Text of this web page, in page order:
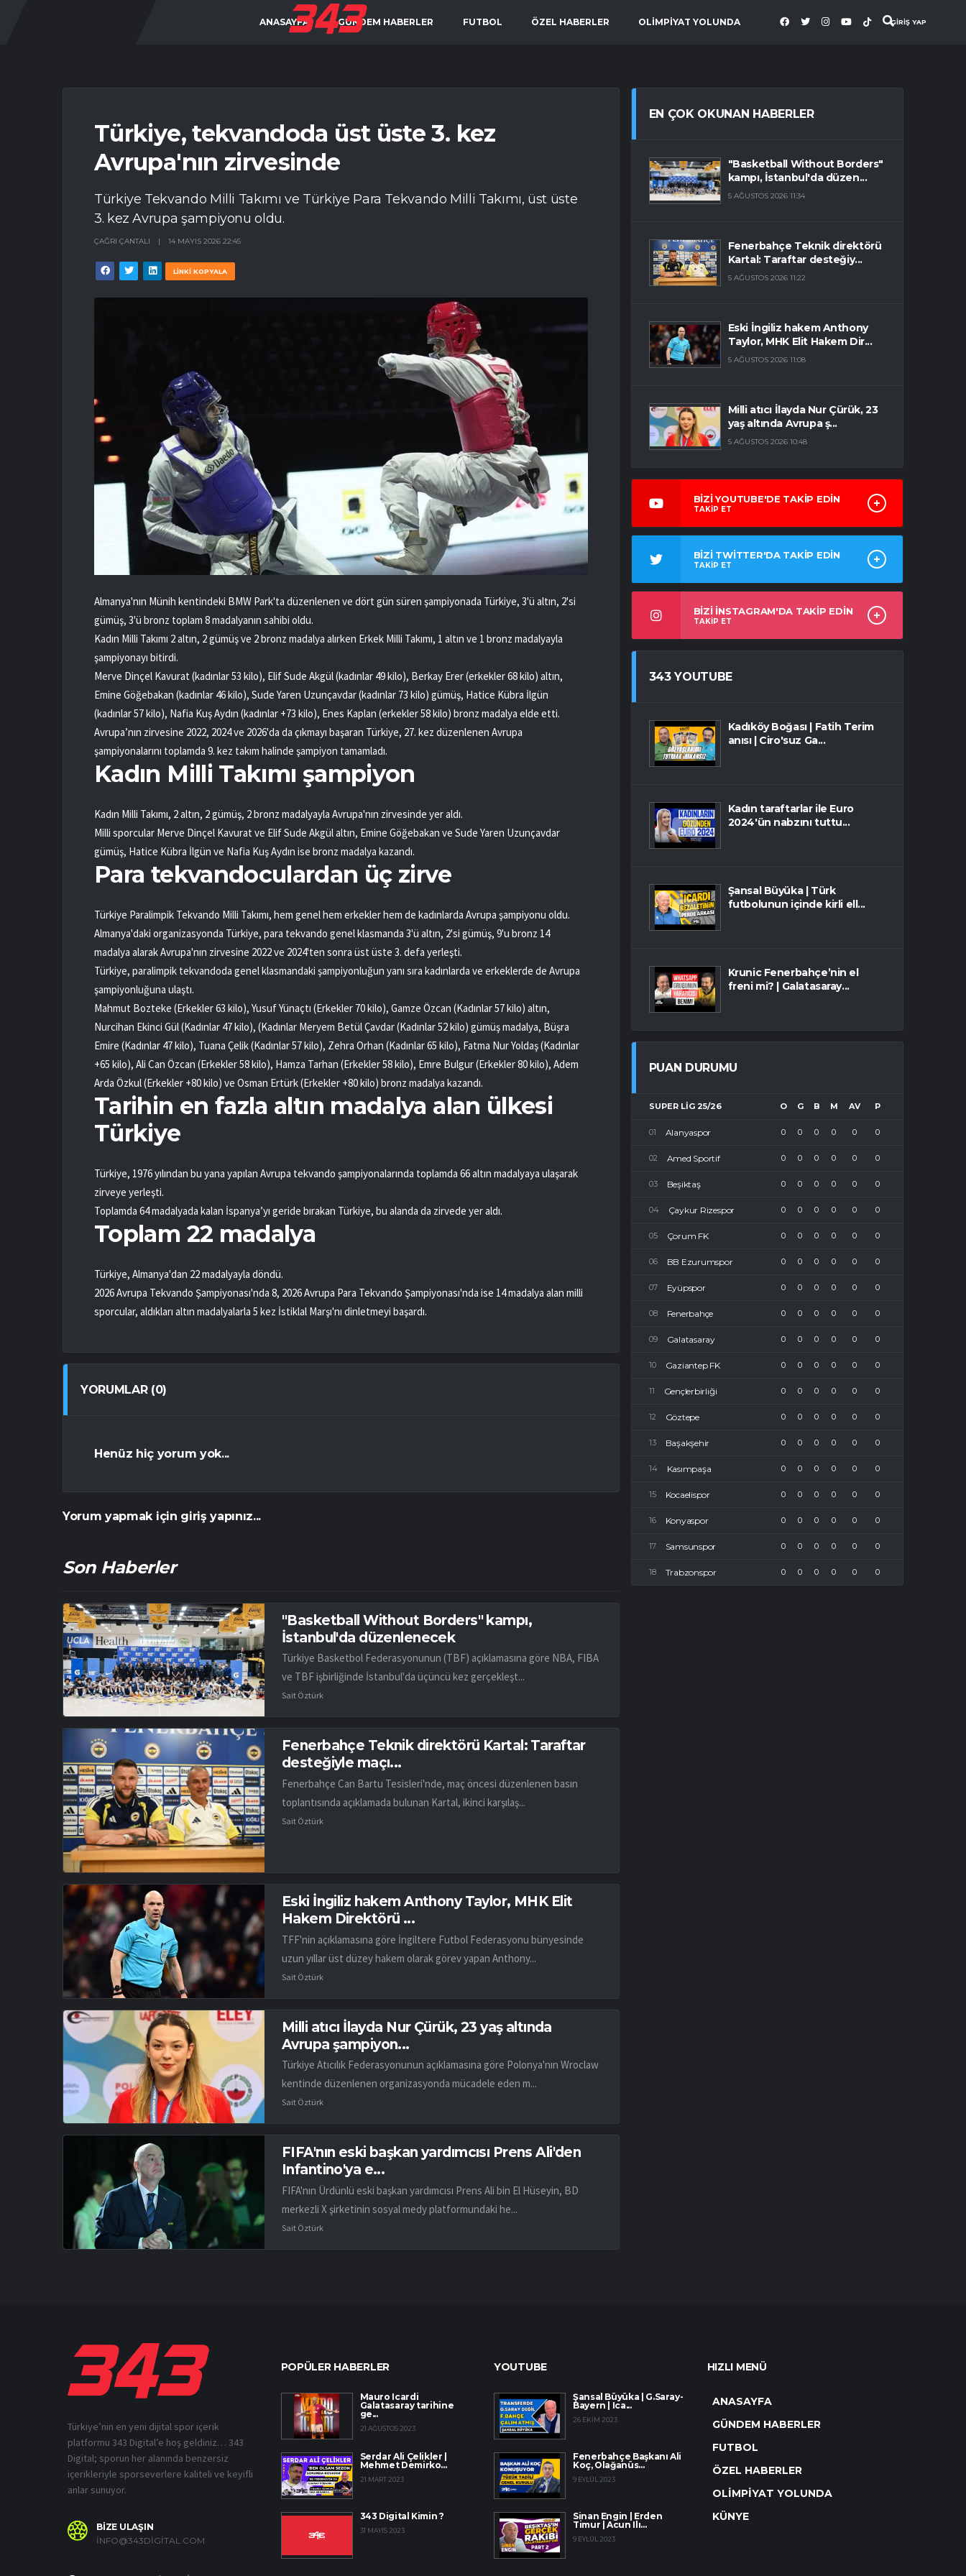
GİRİŞ YAP
ANASAYFA GÜNDEM HABERLER FUTBOL ÖZEL HABERLER OLİMPİYAT YOLUNDA
Türkiye, tekvandoda üst üste 3. kez
Avrupa'nın zirvesinde
Türkiye Tekvando Milli Takımı ve Türkiye Para Tekvando Milli Takımı, üst üste
3. kez Avrupa şampiyonu oldu.
ÇAĞRI ÇANTALI | 14 MAYIS 2026 22:45
LİNKİ KOPYALA
Almanya'nın Münih kentindeki BMW Park'ta düzenlenen ve dört gün süren şampiyonada Türkiye, 3'ü altın, 2'si
gümüş, 3'ü bronz toplam 8 madalyanın sahibi oldu.
Kadın Milli Takımı 2 altın, 2 gümüş ve 2 bronz madalya alırken Erkek Milli Takımı, 1 altın ve 1 bronz madalyayla
şampiyonayı bitirdi.
Merve Dinçel Kavurat (kadınlar 53 kilo), Elif Sude Akgül (kadınlar 49 kilo), Berkay Erer (erkekler 68 kilo) altın,
Emine Göğebakan (kadınlar 46 kilo), Sude Yaren Uzunçavdar (kadınlar 73 kilo) gümüş, Hatice Kübra İlgün
(kadınlar 57 kilo), Nafia Kuş Aydın (kadınlar +73 kilo), Enes Kaplan (erkekler 58 kilo) bronz madalya elde etti.
Avrupa’nın zirvesine 2022, 2024 ve 2026'da da çıkmayı başaran Türkiye, 27. kez düzenlenen Avrupa
şampiyonalarını toplamda 9. kez takım halinde şampiyon tamamladı.
Kadın Milli Takımı şampiyon
Kadın Milli Takımı, 2 altın, 2 gümüş, 2 bronz madalyayla Avrupa'nın zirvesinde yer aldı.
Milli sporcular Merve Dinçel Kavurat ve Elif Sude Akgül altın, Emine Göğebakan ve Sude Yaren Uzunçavdar
gümüş, Hatice Kübra İlgün ve Nafia Kuş Aydın ise bronz madalya kazandı.
Para tekvandoculardan üç zirve
Türkiye Paralimpik Tekvando Milli Takımı, hem genel hem erkekler hem de kadınlarda Avrupa şampiyonu oldu.
Almanya'daki organizasyonda Türkiye, para tekvando genel klasmanda 3'ü altın, 2'si gümüş, 9'u bronz 14
madalya alarak Avrupa'nın zirvesine 2022 ve 2024'ten sonra üst üste 3. defa yerleşti.
Türkiye, paralimpik tekvandoda genel klasmandaki şampiyonluğun yanı sıra kadınlarda ve erkeklerde de Avrupa
şampiyonluğuna ulaştı.
Mahmut Bozteke (Erkekler 63 kilo), Yusuf Yünaçtı (Erkekler 70 kilo), Gamze Özcan (Kadınlar 57 kilo) altın,
Nurcihan Ekinci Gül (Kadınlar 47 kilo), (Kadınlar Meryem Betül Çavdar (Kadınlar 52 kilo) gümüş madalya, Büşra
Emire (Kadınlar 47 kilo), Tuana Çelik (Kadınlar 57 kilo), Zehra Orhan (Kadınlar 65 kilo), Fatma Nur Yoldaş (Kadınlar
+65 kilo), Ali Can Özcan (Erkekler 58 kilo), Hamza Tarhan (Erkekler 58 kilo), Emre Bulgur (Erkekler 80 kilo), Adem
Arda Özkul (Erkekler +80 kilo) ve Osman Ertürk (Erkekler +80 kilo) bronz madalya kazandı.
Tarihin en fazla altın madalya alan ülkesi
Türkiye
Türkiye, 1976 yılından bu yana yapılan Avrupa tekvando şampiyonalarında toplamda 66 altın madalyaya ulaşarak
zirveye yerleşti.
Toplamda 64 madalyada kalan İspanya’yı geride bırakan Türkiye, bu alanda da zirvede yer aldı.
Toplam 22 madalya
Türkiye, Almanya'dan 22 madalyayla döndü.
2026 Avrupa Tekvando Şampiyonası'nda 8, 2026 Avrupa Para Tekvando Şampiyonası'nda ise 14 madalya alan milli
sporcular, aldıkları altın madalyalarla 5 kez İstiklal Marşı'nı dinletmeyi başardı.
YORUMLAR (0)
Henüz hiç yorum yok...
Yorum yapmak için giriş yapınız...
Son Haberler
"Basketball Without Borders" kampı,
İstanbul'da düzenlenecek
Türkiye Basketbol Federasyonunun (TBF) açıklamasına göre NBA, FIBA
ve TBF işbirliğinde İstanbul'da üçüncü kez gerçekleşt...
Sait Öztürk
Fenerbahçe Teknik direktörü Kartal: Taraftar
desteğiyle maçı...
Fenerbahçe Can Bartu Tesisleri'nde, maç öncesi düzenlenen basın
toplantısında açıklamada bulunan Kartal, ikinci karşılaş...
Sait Öztürk
Eski İngiliz hakem Anthony Taylor, MHK Elit
Hakem Direktörü ...
TFF'nin açıklamasına göre İngiltere Futbol Federasyonu bünyesinde
uzun yıllar üst düzey hakem olarak görev yapan Anthony...
Sait Öztürk
Milli atıcı İlayda Nur Çürük, 23 yaş altında
Avrupa şampiyon...
Türkiye Atıcılık Federasyonunun açıklamasına göre Polonya'nın Wroclaw
kentinde düzenlenen organizasyonda mücadele eden m...
Sait Öztürk
FIFA'nın eski başkan yardımcısı Prens Ali'den
Infantino'ya e...
FIFA'nın Ürdünlü eski başkan yardımcısı Prens Ali bin El Hüseyin, BD
merkezli X şirketinin sosyal medy platformundaki he...
Sait Öztürk
EN ÇOK OKUNAN HABERLER
"Basketball Without Borders"
kampı, İstanbul'da düzen...
5 AĞUSTOS 2026 11:34
Fenerbahçe Teknik direktörü
Kartal: Taraftar desteğiy...
5 AĞUSTOS 2026 11:22
Eski İngiliz hakem Anthony
Taylor, MHK Elit Hakem Dir...
5 AĞUSTOS 2026 11:08
Milli atıcı İlayda Nur Çürük, 23
yaş altında Avrupa ş...
5 AĞUSTOS 2026 10:48
BİZİ YOUTUBE'DE TAKİP EDİN
TAKİP ET
BİZİ TWİTTER'DA TAKİP EDİN
TAKİP ET
BİZİ İNSTAGRAM'DA TAKİP EDİN
TAKİP ET
343 YOUTUBE
Kadıköy Boğası | Fatih Terim
anısı | Ciro'suz Ga...
Kadın taraftarlar ile Euro
2024'ün nabzını tuttu...
Şansal Büyüka | Türk
futbolunun içinde kirli ell...
Krunic Fenerbahçe’nin el
freni mi? | Galatasaray...
PUAN DURUMU
SUPER LIG 25/26 O G B M AV P
Alanyaspor 0 0 0 0 0 0
Amed Sportif 0 0 0 0 0 0
Beşiktaş 0 0 0 0 0 0
Çaykur Rizespor 0 0 0 0 0 0
Çorum FK 0 0 0 0 0 0
BB Ezurumspor 0 0 0 0 0 0
Eyüpspor 0 0 0 0 0 0
Fenerbahçe 0 0 0 0 0 0
Galatasaray 0 0 0 0 0 0
Gaziantep FK 0 0 0 0 0 0
Gençlerbirliği 0 0 0 0 0 0
Göztepe 0 0 0 0 0 0
Başakşehir 0 0 0 0 0 0
Kasımpaşa 0 0 0 0 0 0
Kocaelispor 0 0 0 0 0 0
Konyaspor 0 0 0 0 0 0
Samsunspor 0 0 0 0 0 0
Trabzonspor 0 0 0 0 0 0
Türkiye’nin en yeni dijital spor içerik
platformu 343 Digital’e hoş geldiniz… 343
Digital; sporun her alanında benzersiz
içerikleriyle sporseverlere kaliteli ve keyifli
anlar sunuyor.
BİZE ULAŞIN
INFO@343DIGITAL.COM
POPÜLER HABERLER
Mauro Icardi
Galatasaray tarihine
ge...
21 AĞUSTOS 2023
Serdar Ali Çelikler |
Mehmet Demirko...
21 MART 2023
343 Digital Kimin ?
31 MAYIS 2023
YOUTUBE
Şansal Büyüka | G.Saray-
Bayern | Ica...
26 EKIM 2023
Fenerbahçe Başkanı Ali
Koç, Olağanüs...
9 EYLÜL 2023
Sinan Engin | Erden
Timur | Acun Ilı...
9 EYLÜL 2023
HIZLI MENÜ
ANASAYFA
GÜNDEM HABERLER
FUTBOL
ÖZEL HABERLER
OLİMPİYAT YOLUNDA
KÜNYE